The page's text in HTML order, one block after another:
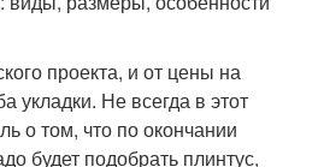
проекта, и от цены на
укладки. Не всегда в этот
о том, что по окончании
будет подобрать плинтус,